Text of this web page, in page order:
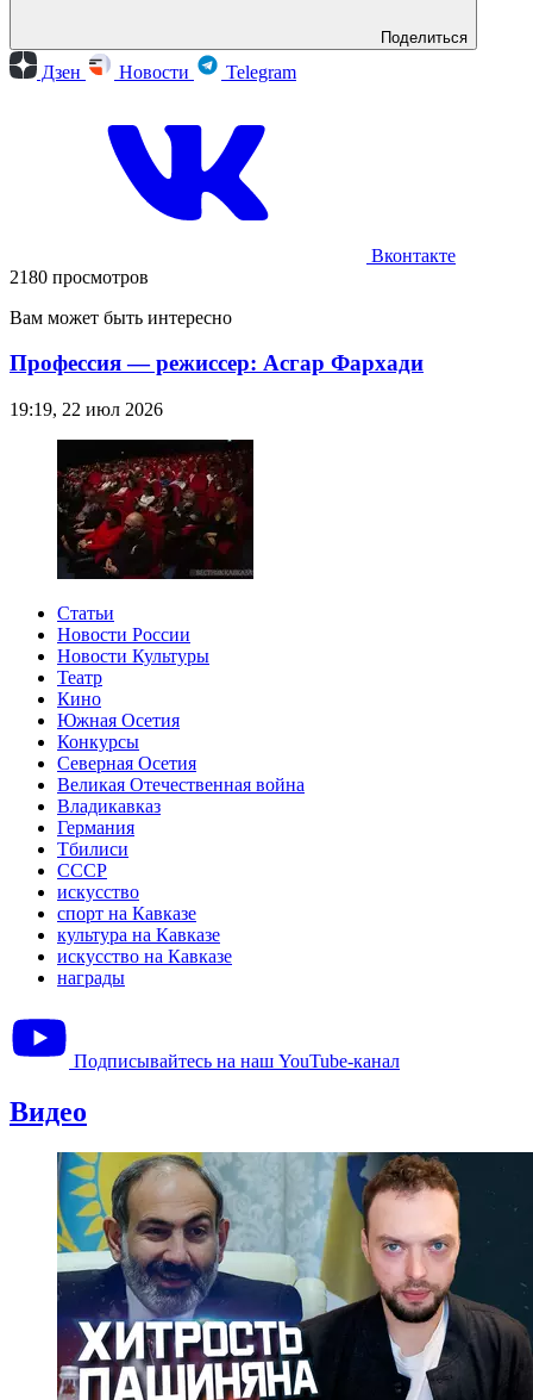
Поделиться
Дзен Новости Telegram
Вконтакте
2180 просмотров
Вам может быть интересно
Профессия — режиссер: Асгар Фархади
19:19, 22 июл 2026
Статьи
Новости России
Новости Культуры
Театр
Кино
Южная Осетия
Конкурсы
Северная Осетия
Великая Отечественная война
Владикавказ
Германия
Тбилиси
СССР
искусство
спорт на Кавказе
культура на Кавказе
искусство на Кавказе
награды
Подписывайтесь на наш YouTube-канал
Видео